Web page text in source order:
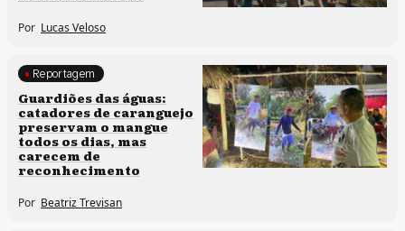
Por Lucas Veloso
Clima e cultura
Reportagem
Guardiões das águas:
catadores de caranguejo
preservam o mangue
todos os dias, mas
carecem de
reconhecimento
Por Beatriz Trevisan